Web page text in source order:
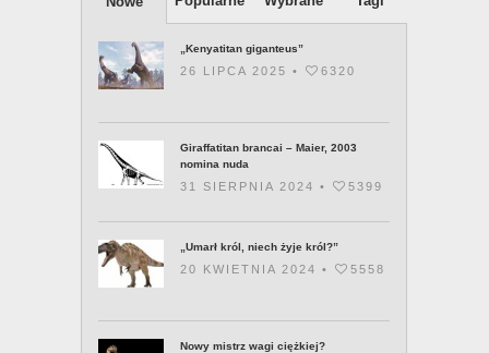
„Kenyatitan giganteus”
26 LIPCA 2025 • 6320
Giraffatitan brancai – Maier, 2003
nomina nuda
31 SIERPNIA 2024 • 5399
„Umarł król, niech żyje król?”
20 KWIETNIA 2024 • 5558
Nowy mistrz wagi ciężkiej?